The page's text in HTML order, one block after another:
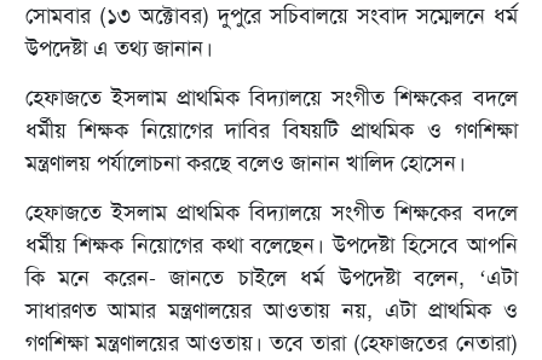
সোমবার (১৩ অক্টোবর) দুপুরে সচিবালয়ে সংবাদ সম্মেলনে ধর্ম
উপদেষ্টা এ তথ্য জানান।
হেফাজতে ইসলাম প্রাথমিক বিদ্যালয়ে সংগীত শিক্ষকের বদলে
ধর্মীয় শিক্ষক নিয়োগের দাবির বিষয়টি প্রাথমিক ও গণশিক্ষা
মন্ত্রণালয় পর্যালোচনা করছে বলেও জানান খালিদ হোসেন।
হেফাজতে ইসলাম প্রাথমিক বিদ্যালয়ে সংগীত শিক্ষকের বদলে
ধর্মীয় শিক্ষক নিয়োগের কথা বলেছেন। উপদেষ্টা হিসেবে আপনি
কি মনে করেন- জানতে চাইলে ধর্ম উপদেষ্টা বলেন, ‘এটা
সাধারণত আমার মন্ত্রণালয়ের আওতায় নয়, এটা প্রাথমিক ও
গণশিক্ষা মন্ত্রণালয়ের আওতায়। তবে তারা (হেফাজতের নেতারা)